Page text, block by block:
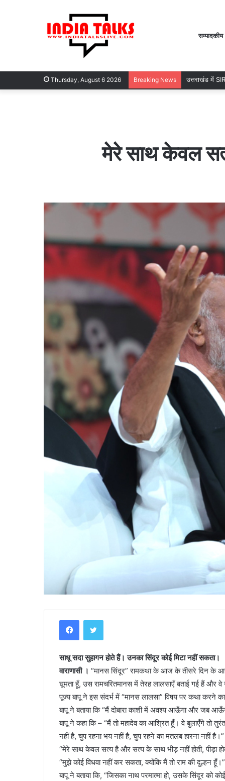
सम्पादकीय
Thursday, August 6 2026 Breaking News गुजरात और केरल
मेरे साथ केवल
साधू सदा सुहागन होते हैं। उनका सिंदूर कोई मिटा नहीं सकता।
वाराणासी । “मानस सिंदूर” रामकथा के आज के तीसरे दिन के
घूमता हूँ, उस रामचरितमानस में तेरह लालसाएँ बताई गई हैं और
पूज्य बापू ने इस संदर्भ में “मानस लालसा” विषय पर कथा करने
बापू ने बताया कि “मैं दोबारा काशी में अवश्य आऊँगा और जब
बापू ने कहा कि – “मैं तो महादेव का आश्रित हूँ। वे बुलाएँगे तो
नहीं है, चुप रहना भय नहीं है, चुप रहने का मतलब हारना नहीं है।”
“मेरे साथ केवल सत्य है और सत्य के साथ भीड़ नहीं होती, पीड़ा
“मुझे कोई विधवा नहीं कर सकता, क्योंकि मैं तो राम की दुल्हन हूँ।”
बापू ने बताया कि, “जिसका नाथ परमात्मा हो, उसके सिंदूर को